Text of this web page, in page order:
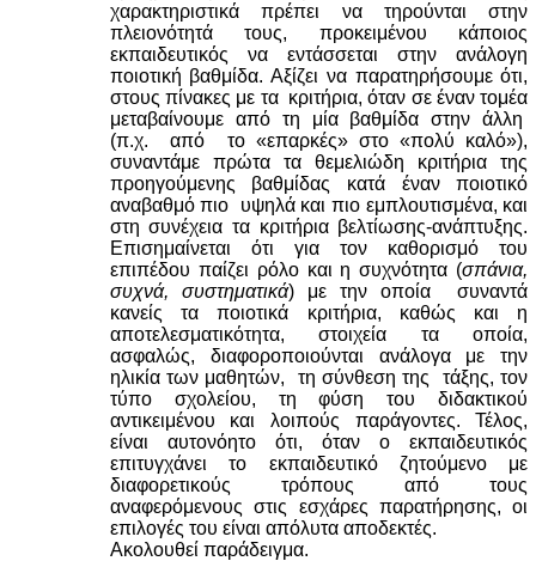
χαρακτηριστικά πρέπει να τηρούνται στην
πλειονότητά τους, προκειμένου κάποιος
εκπαιδευτικός να εντάσσεται στην ανάλογη
ποιοτική βαθμίδα. Αξίζει να παρατηρήσουμε ότι,
στους πίνακες με τα κριτήρια, όταν σε έναν τομέα
μεταβαίνουμε από τη μία βαθμίδα στην άλλη
(π.χ. από το «επαρκές» στο «πολύ καλό»),
συναντάμε πρώτα τα θεμελιώδη κριτήρια της
προηγούμενης βαθμίδας κατά έναν ποιοτικό
αναβαθμό πιο υψηλά και πιο εμπλουτισμένα, και
στη συνέχεια τα κριτήρια βελτίωσης-ανάπτυξης.
Επισημαίνεται ότι για τον καθορισμό του
επιπέδου παίζει ρόλο και η συχνότητα (σπάνια,
συχνά, συστηματικά) με την οποία συναντά
κανείς τα ποιοτικά κριτήρια, καθώς και η
αποτελεσματικότητα, στοιχεία τα οποία,
ασφαλώς, διαφοροποιούνται ανάλογα με την
ηλικία των μαθητών, τη σύνθεση της τάξης, τον
τύπο σχολείου, τη φύση του διδακτικού
αντικειμένου και λοιπούς παράγοντες. Τέλος,
είναι αυτονόητο ότι, όταν ο εκπαιδευτικός
επιτυγχάνει το εκπαιδευτικό ζητούμενο με
διαφορετικούς τρόπους από τους
αναφερόμενους στις εσχάρες παρατήρησης, οι
επιλογές του είναι απόλυτα αποδεκτές.
Ακολουθεί παράδειγμα.